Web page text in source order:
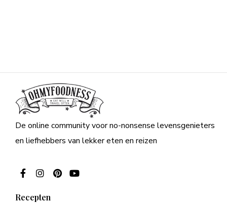
De online community voor no-nonsense levensgenieters
en liefhebbers van lekker eten en reizen
Recepten